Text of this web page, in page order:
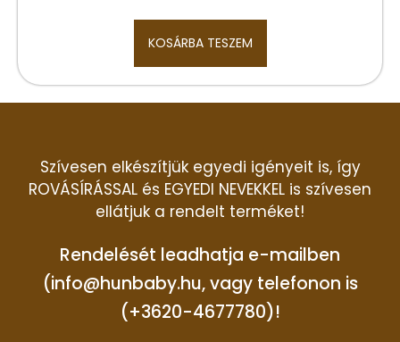
KOSÁRBA TESZEM
Szívesen elkészítjük egyedi igényeit is, így
ROVÁSÍRÁSSAL és EGYEDI NEVEKKEL is szívesen
ellátjuk a rendelt terméket!
Rendelését leadhatja e-mailben
(info@hunbaby.hu, vagy telefonon is
(+3620-4677780)!